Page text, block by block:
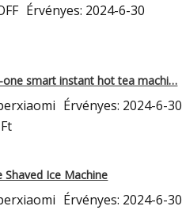
Érvényes: 2024-6-30
one smart instant hot tea machi…
Érvényes: 2024-6-30
Ice Machine
Érvényes: 2024-6-30